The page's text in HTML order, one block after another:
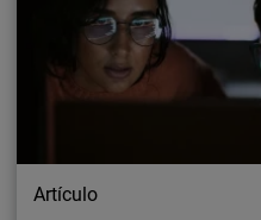
Top 100 ejecutivos más
un reconocimiento que
liderazgo en innovación,
los partners.
Artículo